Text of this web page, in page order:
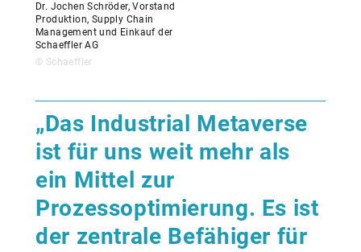
Dr. Jochen Schröder, Vorstand
Produktion, Supply Chain
Management und Einkauf der
Schaeffler AG
© Schaeffler
„Das Industrial Metaverse
ist für uns weit mehr als
ein Mittel zur
Prozessoptimierung. Es ist
der zentrale Befähiger für